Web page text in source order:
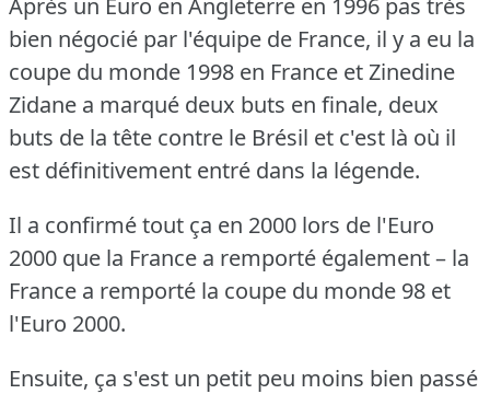
bien négocié par l'équipe de France, il y a eu la
coupe du monde 1998 en France et Zinedine
Zidane a marqué deux buts en finale, deux
buts de la tête contre le Brésil et c'est là où il
est définitivement entré dans la légende.
Il a confirmé tout ça en 2000 lors de l'Euro
2000 que la France a remporté également – la
France a remporté la coupe du monde 98 et
l'Euro 2000.
Ensuite, ça s'est un petit peu moins bien passé